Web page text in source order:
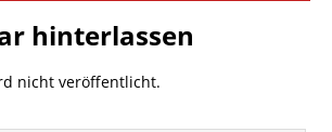
hinterlassen
nicht veröffentlicht.